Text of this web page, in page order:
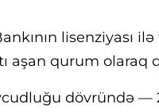
lisenziyası
aşan qurum olaraq
dövründə